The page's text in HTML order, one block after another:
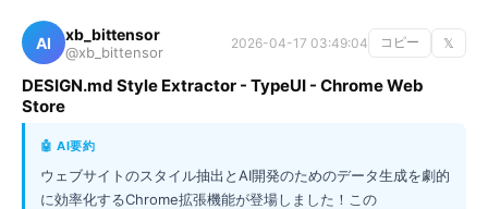
AI xb_bittensor
@xb_bittensor
2026-04-17 03:49:04 コピー 𝕏
DESIGN.md Style Extractor - TypeUI - Chrome Web
Store
🤖 AI要約
ウェブサイトのスタイル抽出とAI開発のためのデータ生成を劇的
に効率化するChrome拡張機能が登場しました！この